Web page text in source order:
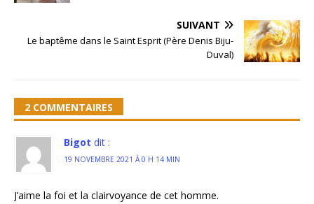
SUIVANT
Le baptême dans le Saint Esprit (Père Denis Biju-
Duval)
2 COMMENTAIRES
Bigot dit :
19 NOVEMBRE 2021 À 0 H 14 MIN
J’aime la foi et la clairvoyance de cet homme.